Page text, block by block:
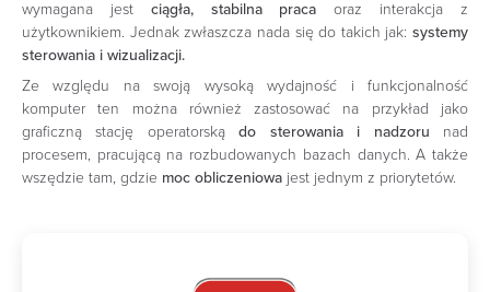
wymagana jestciągła, stabilna praca oraz interakcja z
użytkownikiem. Jednak zwłaszcza nada się do takich jak: systemy
sterowania i wizualizacji.
Ze względu na swoją wysoką wydajność i funkcjonalność
komputer ten można również zastosować na przykład jako
graficzną stację operatorskądo sterowania i nadzoru nad
procesem, pracującą na rozbudowanych bazach danych. A także
wszędzie tam, gdzie moc obliczeniowa jest jednym z priorytetów.